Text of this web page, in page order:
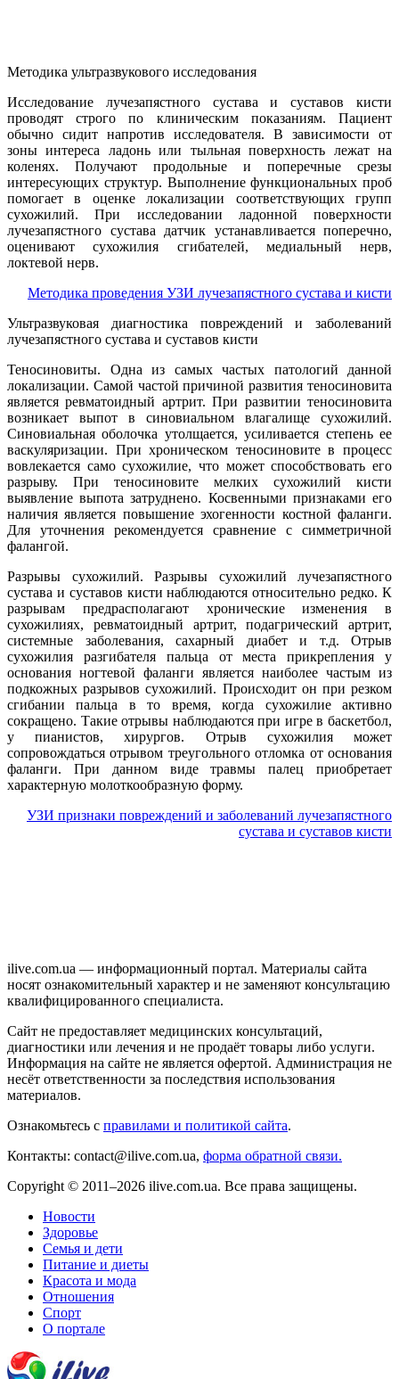
Методика ультразвукового исследования
Исследование лучезапястного сустава и суставов кисти
проводят строго по клиническим показаниям. Пациент
обычно сидит напротив исследователя. В зависимости от
зоны интереса ладонь или тыльная поверхность лежат на
коленях. Получают продольные и поперечные срезы
интересующих структур. Выполнение функциональных проб
помогает в оценке локализации соответствующих групп
сухожилий. При исследовании ладонной поверхности
лучезапястного сустава датчик устанавливается поперечно,
оценивают сухожилия сгибателей, медиальный нерв,
локтевой нерв.
Методика проведения УЗИ лучезапястного сустава и кисти
Ультразвуковая диагностика повреждений и заболеваний
лучезапястного сустава и суставов кисти
Теносиновиты. Одна из самых частых патологий данной
локализации. Самой частой причиной развития теносиновита
является ревматоидный артрит. При развитии теносиновита
возникает выпот в синовиальном влагалище сухожилий.
Синовиальная оболочка утолщается, усиливается степень ее
васкуляризации. При хроническом теносиновите в процесс
вовлекается само сухожилие, что может способствовать его
разрыву. При теносиновите мелких сухожилий кисти
выявление выпота затруднено. Косвенными признаками его
наличия является повышение эхогенности костной фаланги.
Для уточнения рекомендуется сравнение с симметричной
фалангой.
Разрывы сухожилий. Разрывы сухожилий лучезапястного
сустава и суставов кисти наблюдаются относительно редко. К
разрывам предрасполагают хронические изменения в
сухожилиях, ревматоидный артрит, подагрический артрит,
системные заболевания, сахарный диабет и т.д. Отрыв
сухожилия разгибателя пальца от места прикрепления у
основания ногтевой фаланги является наиболее частым из
подкожных разрывов сухожилий. Происходит он при резком
сгибании пальца в то время, когда сухожилие активно
сокращено. Такие отрывы наблюдаются при игре в баскетбол,
у пианистов, хирургов. Отрыв сухожилия может
сопровождаться отрывом треугольного отломка от основания
фаланги. При данном виде травмы палец приобретает
характерную молоткообразную форму.
УЗИ признаки повреждений и заболеваний лучезапястного
сустава и суставов кисти
ilive.com.ua — информационный портал. Материалы сайта
носят ознакомительный характер и не заменяют консультацию
квалифицированного специалиста.
Сайт не предоставляет медицинских консультаций,
диагностики или лечения и не продаёт товары либо услуги.
Информация на сайте не является офертой. Администрация не
несёт ответственности за последствия использования
материалов.
Ознакомьтесь с правилами и политикой сайта.
Контакты: contact@ilive.com.ua, форма обратной связи.
Copyright © 2011–2026 ilive.com.ua. Все права защищены.
Новости
Здоровье
Семья и дети
Питание и диеты
Красота и мода
Отношения
Спорт
О портале